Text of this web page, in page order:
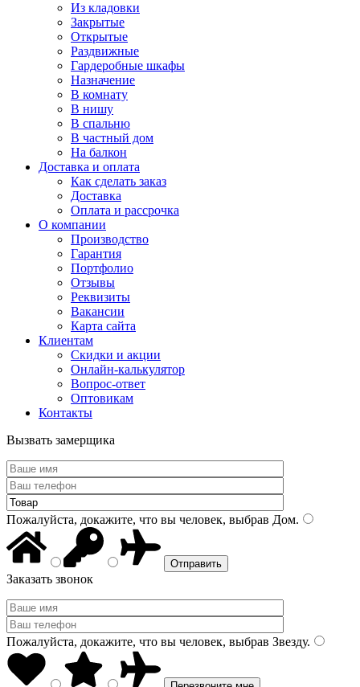
Из кладовки
Закрытые
Открытые
Раздвижные
Гардеробные шкафы
Назначение
В комнату
В нишу
В спальню
В частный дом
На балкон
Доставка и оплата
Как сделать заказ
Доставка
Оплата и рассрочка
О компании
Производство
Гарантия
Портфолио
Отзывы
Реквизиты
Вакансии
Карта сайта
Клиентам
Скидки и акции
Онлайн-калькулятор
Вопрос-ответ
Оптовикам
Контакты
Вызвать замерщика
Пожалуйста, докажите, что вы человек, выбрав Дом.
Заказать звонок
Пожалуйста, докажите, что вы человек, выбрав Звезду.